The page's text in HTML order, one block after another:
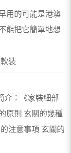
用的可能是港澳
能把它簡單地想
裝
介：《家裝細部
原則 玄關的幾種
注意事項 玄關的